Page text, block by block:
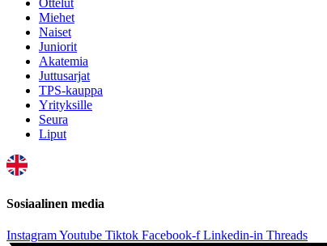
Ottelut
Miehet
Naiset
Juniorit
Akatemia
Juttusarjat
TPS-kauppa
Yrityksille
Seura
Liput
Sosiaalinen media
InstagramYoutube Tiktok Facebook-f Linkedin-in Threads